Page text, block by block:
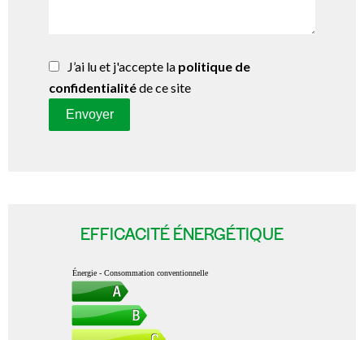
J’ai lu et j'accepte la politique de
confidentialitéde ce site
Envoyer
EFFICACITÉ ÉNERGÉTIQUE
Énergie - Consommation conventionnelle